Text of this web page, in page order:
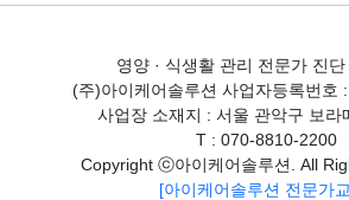
영양 · 식생활 관리 전문가 진단
(주)아이케어솔루션 사업자등록번호
사업장 소재지 : 서울 관악구 보라
T : 070-8810-2200
Copyright ⓒ아이케어솔루션. All
[아이케어솔루션 전문가